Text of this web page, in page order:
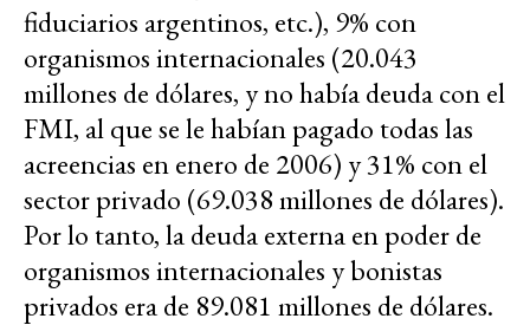
fiduciarios argentinos, etc.), 9% con
organismos internacionales (20.043
millones de dólares, y no había deuda con el
FMI, al que se le habían pagado todas las
acreencias en enero de 2006) y 31% con el
sector privado (69.038 millones de dólares).
Por lo tanto, la deuda externa en poder de
organismos internacionales y bonistas
privados era de 89.081 millones de dólares.